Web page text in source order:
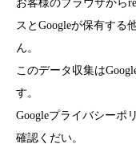
お客様のブラウザから
スとGoogleが保有する
ん。
このデータ収集は
す。
Googleプライバシーポ
確認くだい。